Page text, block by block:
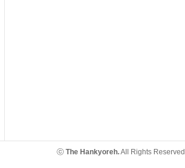
ⓒ The Hankyoreh.All Rights Reserved.